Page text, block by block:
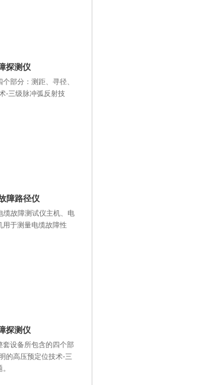
探测仪
部分：测距、寻径、
-三级脉冲弧反射技
障路径仪
缆故障测试仪主机、电
于测量电缆故障性
探测仪
套设备所包含的四个部
的高压预定位技术-三